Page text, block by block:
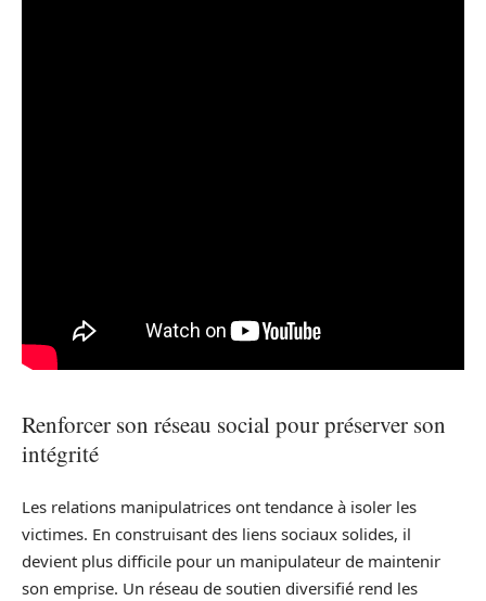
Renforcer son réseau social pour préserver son
intégrité
Les relations manipulatrices ont tendance à isoler les
victimes. En construisant des liens sociaux solides, il
devient plus difficile pour un manipulateur de maintenir
son emprise. Un réseau de soutien diversifié rend les